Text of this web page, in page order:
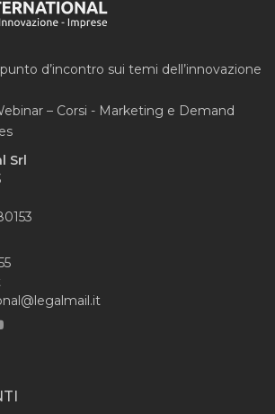
d’incontro sui temi dell’innovazione
– Corsi - Marketing e Demand
Srl